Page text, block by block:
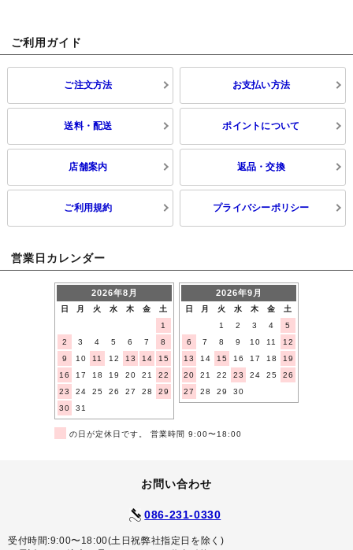
ご利用ガイド
ご注文方法 お支払い方法
送料・配送 ポイントについて
店舗案内 返品・交換
ご利用規約 プライバシーポリシー
営業日カレンダー
2026年8月
日 月 火 水 木 金
土
1
2
3 4 5 6 7
8
9
10 11 12 13 14
15
16
17 18 19 20 21
22
23
24 25 26 27 28
29
30
31
2026年9月
日 月 火 水 木 金
土
1
2 3 4
5
6
7 8 9 10 11
12
13
14 15 16 17 18
19
20
21 22 23 24 25
26
27
28 29 30
の日が定休日です。 営業時間 9:00〜18:00
お問い合わせ
086-231-0330
受付時間:9:00〜18:00(土日祝弊社指定日を除く)